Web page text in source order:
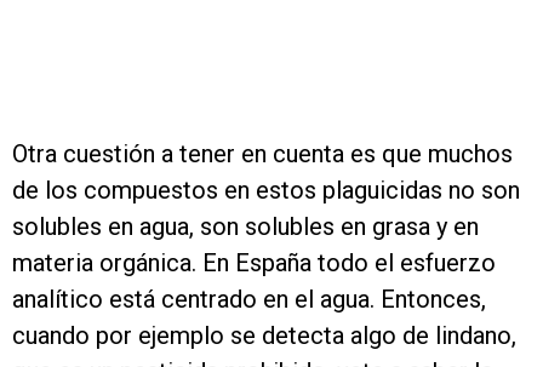
Otra cuestión a tener en cuenta es que muchos
de los compuestos en estos plaguicidas no son
solubles en agua, son solubles en grasa y en
materia orgánica. En España todo el esfuerzo
analítico está centrado en el agua. Entonces,
cuando por ejemplo se detecta algo de lindano,